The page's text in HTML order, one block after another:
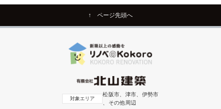
↑ ページ先頭へ
対象エリア
松阪市、津市、伊勢市
、その他周辺